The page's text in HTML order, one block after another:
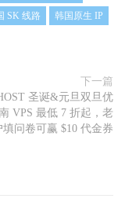
SK 线路
韩国原生 IP
下一篇
圣诞&元旦双旦优
VPS 最低 7 折起，老
填问卷可赢 $10 代金券